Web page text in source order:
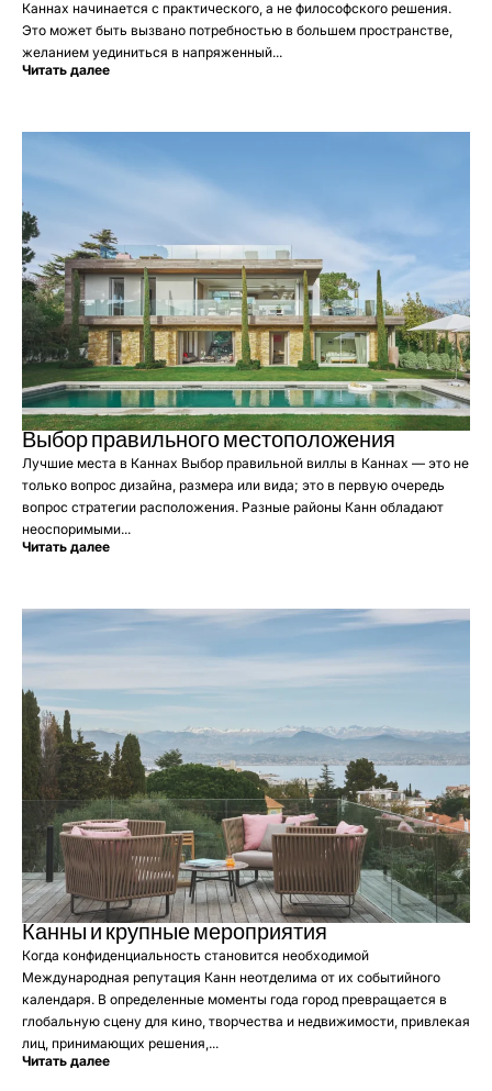
Каннах начинается с практического, а не философского решения.
Это может быть вызвано потребностью в большем пространстве,
желанием уединиться в напряженный...
Читать далее
Выбор правильного местоположения
Лучшие места в Каннах Выбор правильной виллы в Каннах — это не
только вопрос дизайна, размера или вида; это в первую очередь
вопрос стратегии расположения. Разные районы Канн обладают
неоспоримыми...
Читать далее
Канны и крупные мероприятия
Когда конфиденциальность становится необходимой
Международная репутация Канн неотделима от их событийного
календаря. В определенные моменты года город превращается в
глобальную сцену для кино, творчества и недвижимости, привлекая
лиц, принимающих решения,...
Читать далее